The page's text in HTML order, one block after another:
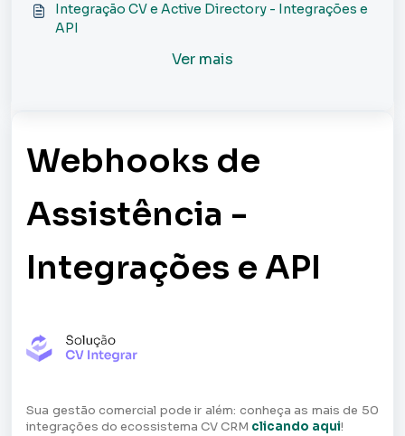
Integração CV e Active Directory - Integrações e
API
Ver mais
Webhooks de
Assistência -
Integrações e API
Sua gestão comercial pode ir além: conheça as mais de 50
integrações do ecossistema CV CRM clicando aqui!